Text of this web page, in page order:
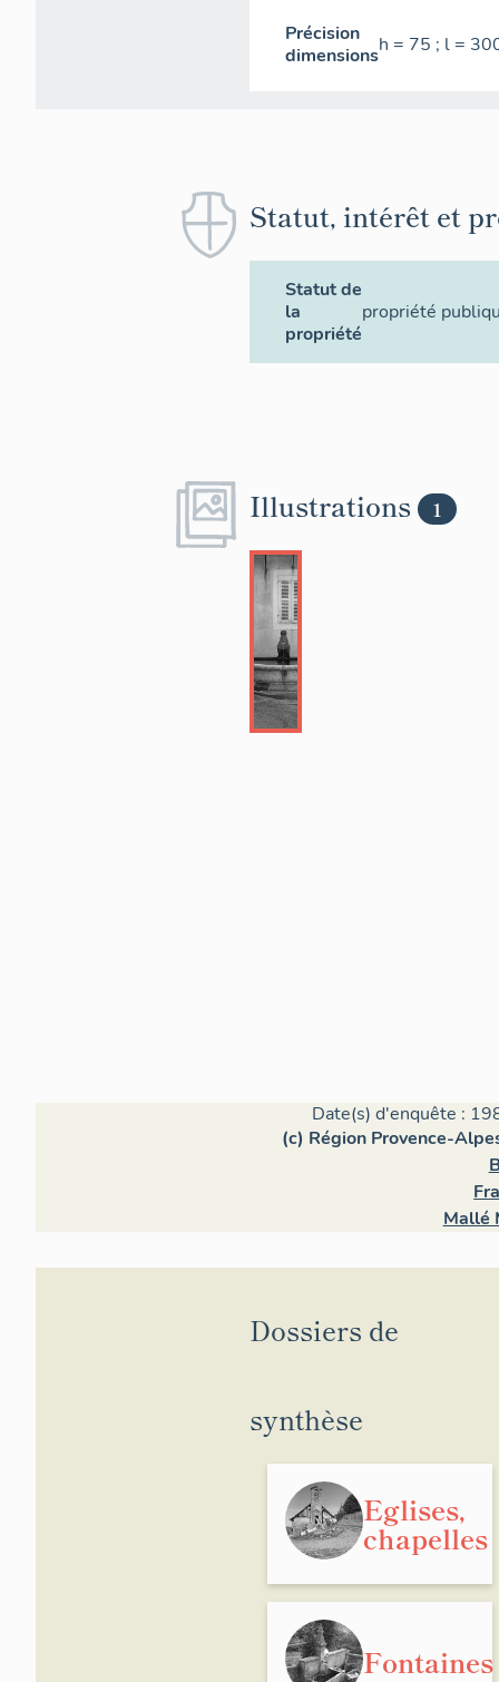
Précision
dimensionsh = 75 ; l =
Statut, intérêt et
Statut de
la
propriété
propriété
Illustrations 1
Date(s) d'enquête :
(c) Région Provence-
Mallé
Dossiers de
synthèse
Eglises,
chapelles
Fontaines